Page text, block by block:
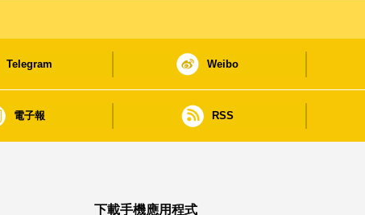
Telegram Weibo
電子報 RSS
下載手機應用程式